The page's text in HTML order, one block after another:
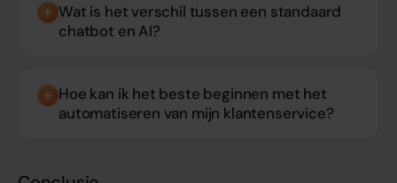
Wat is het verschil tussen een standaard
chatbot en AI?
Hoe kan ik het beste beginnen met het
automatiseren van mijn klantenservice?